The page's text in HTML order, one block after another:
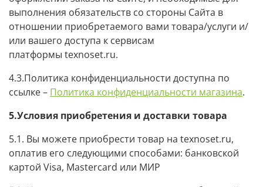
выполнения обязательств со стороны Сайта в
отношении приобретаемого вами товара/услуги и/
или вашего доступа к сервисам
платформы texnoset.ru.
4.3.Политика конфиденциальности доступна по
ссылке – Политика конфиденциальности магазина.
5.Условия приобретения и доставки товара
5.1. Вы можете приобрести товар на texnoset.ru,
оплатив его следующими способами: банковской
картой Visa, Mastercard или МИР